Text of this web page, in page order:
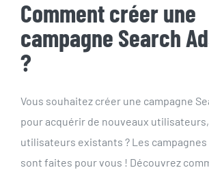
Comment créer une
campagne Search
?
Vous souhaitez créer une campagne
pour acquérir de nouveaux
utilisateurs existants ? Les campagnes
sont faites pour vous ! Découvrez